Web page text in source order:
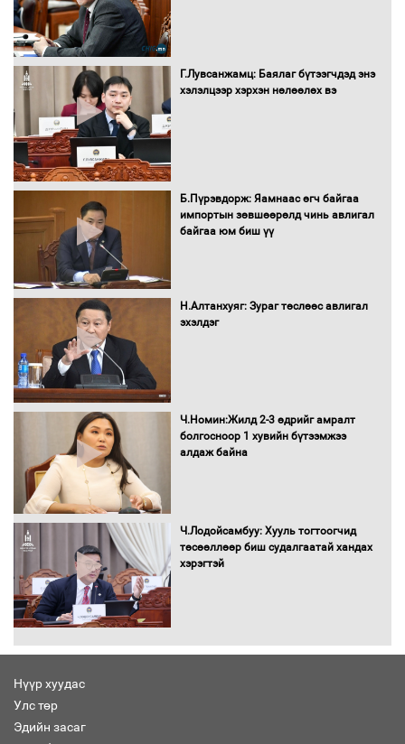
Нөөцийн махны худалдаа,
борлуулалтыг нээлттэй ил тод
төлөвлөгөө”-гөө танилцуулна
худалдан авах журмыг баталлаа
шилжиж, найр наадам, зөвлөгөөн,
гадаад томилолтыг хориглолоо
Г.Лувсанжамц: Баялаг бүтээгчдэд энэ
хэлэлцээр хэрхэн нөлөөлөх вэ
Б.Пүрэвдорж: Яамнаас өгч байгаа
импортын зөвшөөрөлд чинь авлигал
байгаа юм биш үү
Н.Алтанхуяг: Зураг төслөөс авлигал
эхэлдэг
Ч.Номин:Жилд 2-3 өдрийг амралт
болгосноор 1 хувийн бүтээмжээ
алдаж байна
Ч.Лодойсамбуу: Хууль тогтоогчид
төсөөллөөр биш судалгаатай хандах
хэрэгтэй
Нүүр хуудас
Улс төр
Эдийн засаг